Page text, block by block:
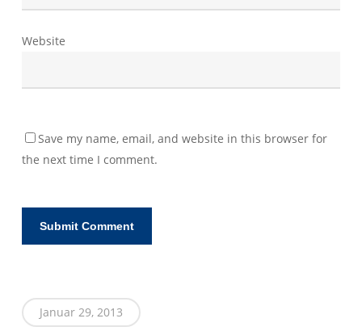
Website
Save my name, email, and website in this browser for
the next time I comment.
Januar 29, 2013